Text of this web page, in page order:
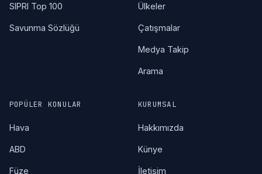
SIPRI Top 100
Savunma Sözlüğü
Ülkeler
Çatışmalar
Medya Takip
Arama
POPÜLER KONULAR
Hava
ABD
Füze
KURUMSAL
Hakkımızda
Künye
İletişim